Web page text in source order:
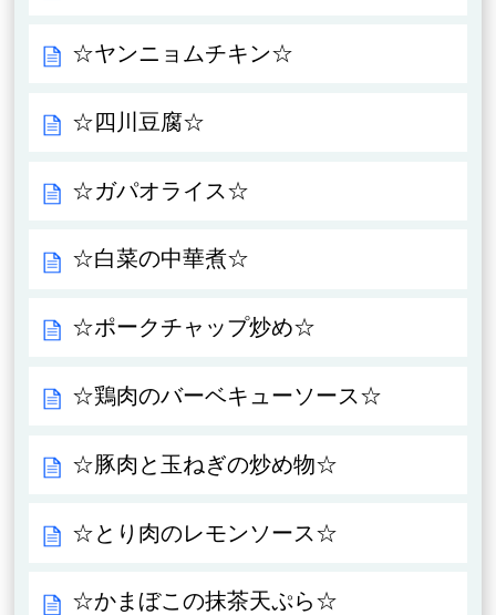
☆ヤンニョムチキン☆
☆四川豆腐☆
☆ガパオライス☆
☆白菜の中華煮☆
☆ポークチャップ炒め☆
☆鶏肉のバーベキューソース☆
☆豚肉と玉ねぎの炒め物☆
☆とり肉のレモンソース☆
☆かまぼこの抹茶天ぷら☆